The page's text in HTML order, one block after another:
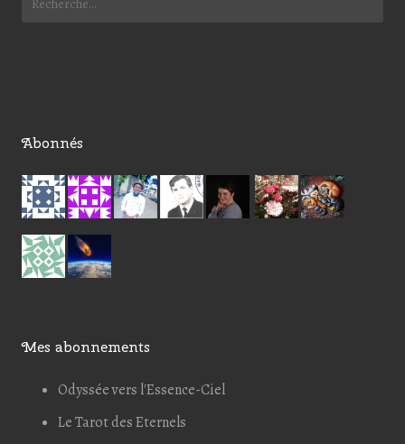
Abonnés
Mes abonnements
Odyssée vers l'Essence-Ciel
Le Tarot des Eternels